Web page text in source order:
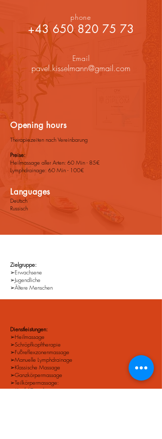
phone
+43 650 820 75 73
Email
pavel.kisselmann@gmail.com
Opening hours
Therapiezeiten nach Vereinbarung
Preise:
Heilmassage aller Arten: 60 Min - 85€
Lymphdrainage: 60 Min - 100€
Languages
Deutsch
Russisch
Zielgruppe:
➢Erwachsene
➢Jugendliche
➢Ältere Menschen
Dienstleistungen:
➢Heilmassage
➢Schröpfkopftherapie
➢Fußreflexzonenmassage
➢Manuelle Lymphdrainage
➢Klassische Massage
➢Ganzkörpermassage
➢Teilkörpermassage:
• Kopf/Gesicht